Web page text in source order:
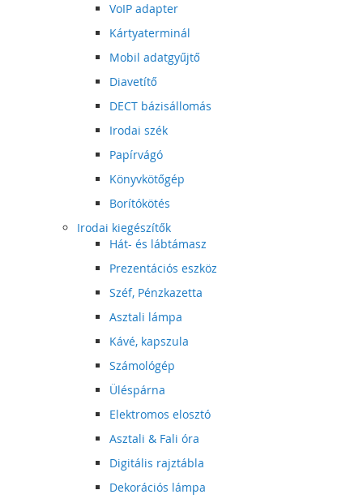
VoIP adapter
Kártyaterminál
Mobil adatgyűjtő
Diavetítő
DECT bázisállomás
Irodai szék
Papírvágó
Könyvkötőgép
Borítókötés
Irodai kiegészítők
Hát- és lábtámasz
Prezentációs eszköz
Széf, Pénzkazetta
Asztali lámpa
Kávé, kapszula
Számológép
Üléspárna
Elektromos elosztó
Asztali & Fali óra
Digitális rajztábla
Dekorációs lámpa